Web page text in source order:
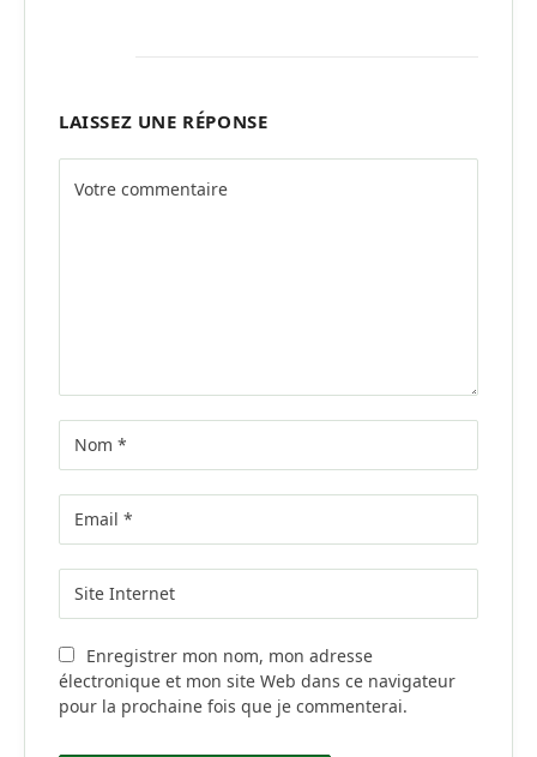
LAISSEZ UNE RÉPONSE
Enregistrer mon nom, mon adresse
électronique et mon site Web dans ce navigateur
pour la prochaine fois que je commenterai.